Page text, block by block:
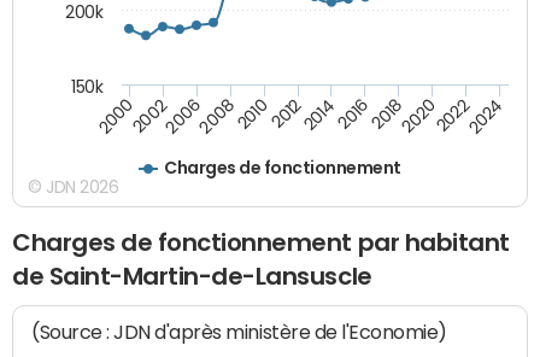
Charges de fonctionnement
200020022006200820102012201420162018202020222024
200k
150k
© JDN 2026
Charges de fonctionnement par habitant
de Saint-Martin-de-Lansuscle
(Source : JDN d'après ministère de l'Economie)